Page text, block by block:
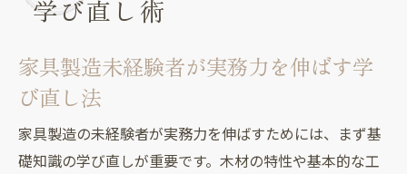
学び直し術
家具製造未経験者が実務力を伸ばす学
び直し法
家具製造の未経験者が実務力を伸ばすためには、まず基
礎知識の学び直しが重要です。木材の特性や基本的な工